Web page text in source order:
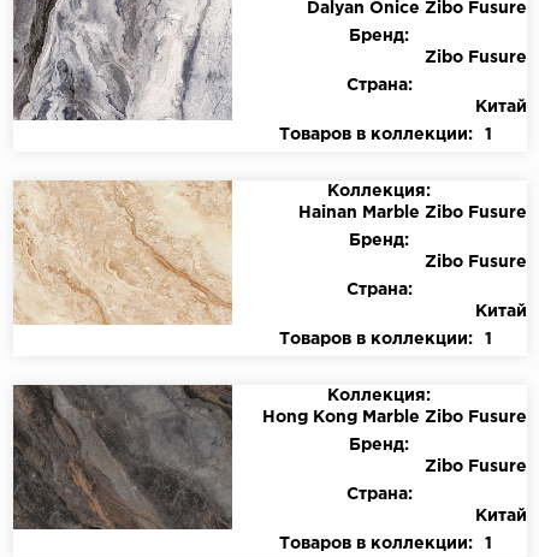
Клинкер
Dalyan Onice Zibo Fusure
Бренд:
Zibo Fusure
Страна:
Китай
Товаров в коллекции:
1
Коллекция:
Hainan Marble Zibo Fusure
Бренд:
Zibo Fusure
Страна:
Китай
Товаров в коллекции:
1
Коллекция:
Hong Kong Marble Zibo Fusure
Бренд:
Zibo Fusure
Страна:
Китай
Товаров в коллекции:
1